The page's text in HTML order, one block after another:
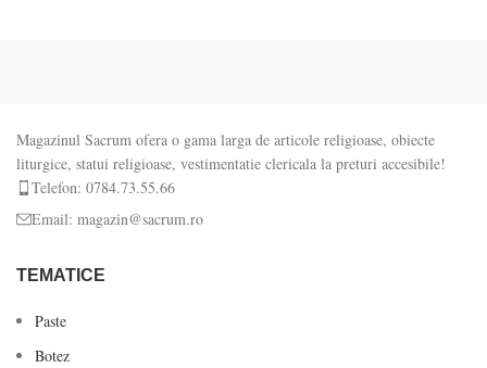
Magazinul Sacrum ofera o gama larga de articole religioase, obiecte
liturgice, statui religioase, vestimentatie clericala la preturi accesibile!
Telefon: 0784.73.55.66
Email: magazin@sacrum.ro
TEMATICE
Paste
Botez